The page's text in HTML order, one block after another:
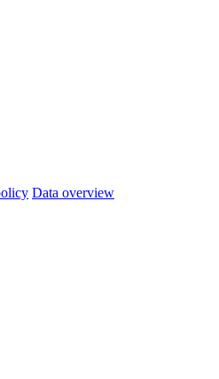
Data overview